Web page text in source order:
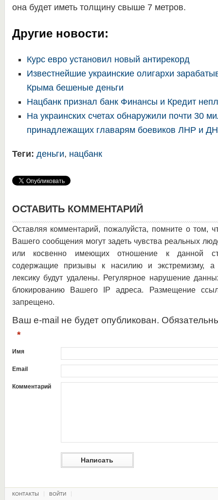
она будет иметь толщину свыше 7 метров.
Другие новости:
Курс евро установил новый антирекорд
Известнейшие украинские олигархи
Крыма бешеные деньги
Нацбанк признал банк Финансы и Кредит
На украинских счетах обнаружили почти 30
принадлежащих главарям боевиков ЛНР и
Теги: деньги, нацбанк
ОСТАВИТЬ КОММЕНТАРИЙ
Оставляя комментарий, пожалуйста, помните о том,
Вашего сообщения могут задеть чувства реальных
или косвенно имеющих отношение к данной
содержащие призывы к насилию и экстремизму, а
лексику будут удалены. Регулярное нарушение
блокированию Вашего IP адреса. Размещение
запрещено.
Ваш e-mail не будет опубликован.
*
Имя
Email
Комментарий
КОНТАКТЫ ВОЙТИ